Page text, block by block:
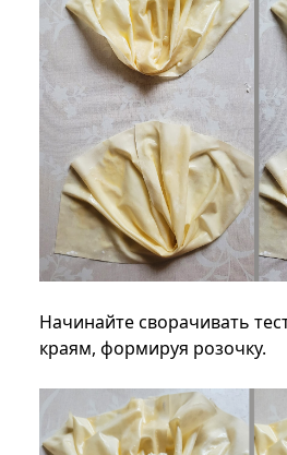
Начинайте сворачивать
краям, формируя розочку.